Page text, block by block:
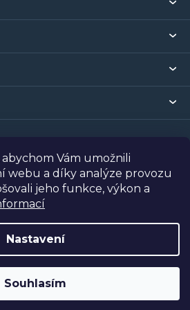
Vám umožnili
webu a díky analýze provozu
jeho funkce, výkon a
Nastavení
Souhlasím
| NakódovalShopcode
Metro Florenc. Všechna práva
vyhrazena.